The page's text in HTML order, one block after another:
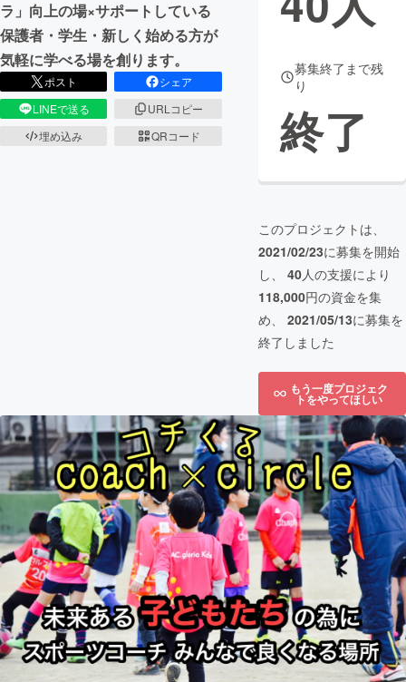
ラ」向上の場×サポートしている
保護者・学生・新しく始める方が
気軽に学べる場を創ります。
ポスト
シェア
LINEで送る
URLコピー
埋め込み
QRコード
募集終了まで残
り
終了
このプロジェクトは、
2021/02/23に募集を開始
し、 40人の支援により
118,000円の資金を集
め、 2021/05/13に募集を
終了しました
もう一度プロジェク
トをやってほしい